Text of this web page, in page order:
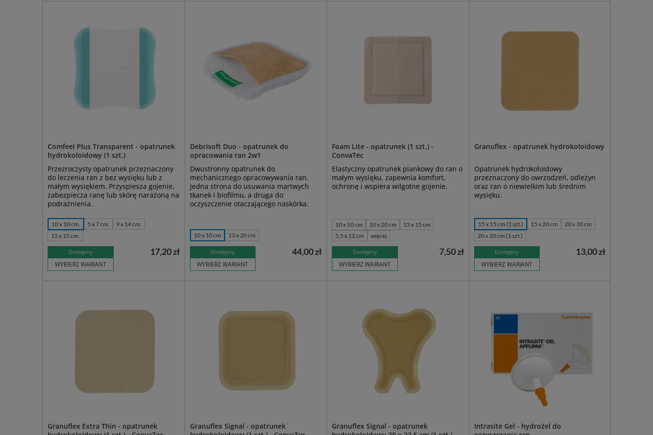
Comfeel Plus Transparent - opatrunek
hydrokoloidowy (1 szt.)
Przezroczysty opatrunek przeznaczony
do leczenia ran z bez wysięku lub z
małym wysiękiem. Przyspiesza gojenie,
zabezpiecza ranę lub skórę narażoną na
podrażnienia.
10 x 10 cm. 5 x 7 cm.
9 x 14 cm.
15 x 15 cm.
Dostępny
WYBIERZ WARIANT
17,20 zł
Debrisoft Duo - opatrunek do
opracowania ran 2w1
Dwustronny opatrunek do
mechanicznego opracowywania ran.
Jedna strona do usuwania martwych
tkanek i biofilmu, a druga do
oczyszczenie otaczającego naskórka.
10 x 10 cm 13 x 20 cm
Dostępny
WYBIERZ WARIANT
44,00 zł
Foam Lite - opatrunek (1 szt.) -
ConvaTec
Elastyczny opatrunek piankowy do ran o
małym wysięku, zapewnia komfort,
ochronę i wspiera wilgotne gojenie.
10 x 10 cm 10 x 20 cm
15 x 15 cm
5,5 x 12 cm
więcej
Dostępny
WYBIERZ WARIANT
7,50 zł
Granuflex - opatrunek hydrokoloidowy
Opatrunek hydrokoloidowy
przeznaczony do owrzodzeń, odleżyn
oraz ran o niewielkim lub średnim
wysięku.
15 x 15 cm (1 szt.) 15 x 20 cm
20 x 30 cm
20 x 20 cm (1 szt.)
Dostępny
WYBIERZ WARIANT
13,00 zł
Granuflex Extra Thin - opatrunek
Granuflex Signal - opatrunek
Granuflex Signal - opatrunek
Intrasite Gel - hydrożel do